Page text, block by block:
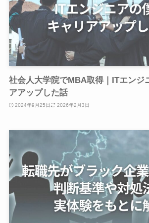
社会人大学院でMBA取得｜ITエンジ
アアップした話
2024年9月25日 2026年2月3日